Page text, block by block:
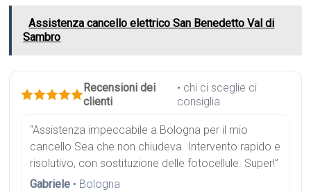
Assistenza cancello elettrico San Benedetto Val di
Sambro
Recensioni dei
clienti
• chi ci sceglie ci
consiglia
“Assistenza impeccabile a Bologna per il mio
cancello Sea che non chiudeva. Intervento rapido e
risolutivo, con sostituzione delle fotocellule. Super!”
Gabriele • Bologna